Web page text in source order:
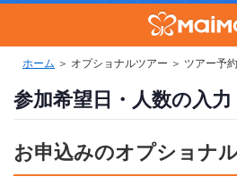
ホーム ＞ オプショナルツアー ＞ ツアー予約
参加希望日・人数の入力
お申込みのオプショナ